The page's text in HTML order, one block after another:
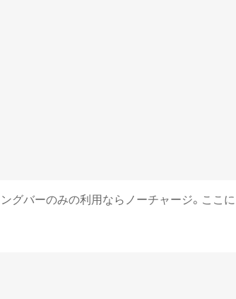
グバーのみの利用ならノーチャージ。ここ